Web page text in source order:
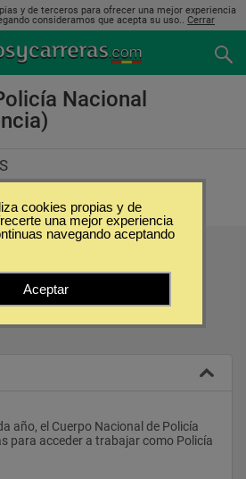
y de terceros para ofrecer una mejor experiencia
consideramos que acepta su uso.. Cerrar
Nacional
- Valencia
para acceder a trabajar como Policía
cookies propias y de
una mejor experiencia
navegando aceptando
Aceptar